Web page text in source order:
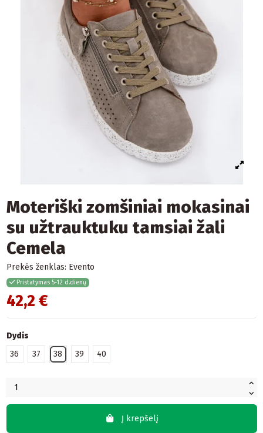
Moteriški zomšiniai mokasinai
su užtrauktuku tamsiai žali
Cemela
Prekės ženklas: Evento
Pristatymas 5-12 d.dienų
42,2 €
Dydis
36
37 38 39 40
Į krepšelį